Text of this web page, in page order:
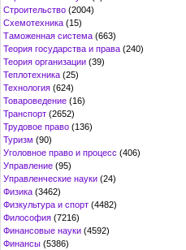
Строительство (2004)
Схемотехника (15)
Таможенная система (663)
Теория государства и права (240)
Теория организации (39)
Теплотехника (25)
Технология (624)
Товароведение (16)
Транспорт (2652)
Трудовое право (136)
Туризм (90)
Уголовное право и процесс (406)
Управление (95)
Управленческие науки (24)
Физика (3462)
Физкультура и спорт (4482)
Философия (7216)
Финансовые науки (4592)
Финансы (5386)